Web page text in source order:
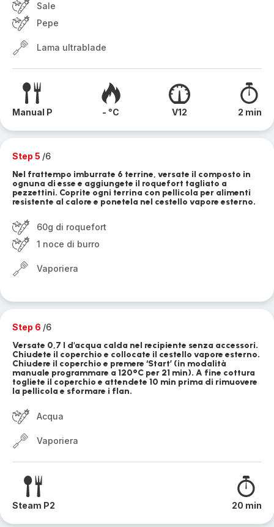
Sale
Pepe
Lama ultrablade
Manual P - °C V12 2 min
Step 5 /6
Nel frattempo imburrate 6 terrine, versate il composto in
ognuna di esse e aggiungete il roquefort tagliato a
pezzettini. Coprite ogni terrina con pellicola per alimenti
resistente al calore e ponetela nel cestello vapore esterno.
60g di roquefort
1 noce di burro
Vaporiera
Step 6 /6
Versate 0,7 l d'acqua calda nel recipiente senza accessori.
Chiudete il coperchio e collocate il cestello vapore esterno.
Chiudere il coperchio e premere ‘Start’ (in modalità
manuale programmare a 120°C per 21 min). A fine cottura
togliete il coperchio e attendete 10 min prima di rimuovere
la pellicola e sformare i flan.
Acqua
Vaporiera
Steam P2 20 min